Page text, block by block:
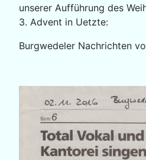
unserer Aufführung des
3. Advent in Uetzte:
Burgwedeler Nachrichten